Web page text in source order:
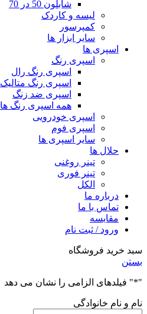
شابلون 50 در 70
لیسه و کاردک
کمپرسور
سایر ابزار ها
اسپری ها
اسپری رنگ
اسپری رنگ رال
اسپری رنگ متالیک
اسپری ضد زنگ
همه اسپری رنگ ها
اسپری خودرویی
اسپری فوم
سایر اسپری ها
حلال ها
تینر روغنی
تینر فوری
الکل
درباره ما
تماس با ما
مقایسه
ورود / ثبت نام
سبد خرید فروشگاه
بستن
"
*" فیلدهای الزامی را نشان می دهد
نام و نام خانوادگی